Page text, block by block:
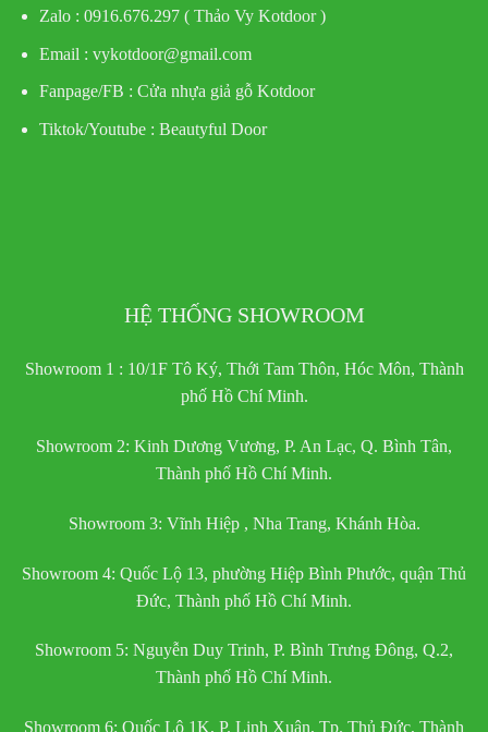
Zalo : 0916.676.297 ( Thảo Vy Kotdoor )
Email : vykotdoor@gmail.com
Fanpage/FB : Cửa nhựa giả gỗ Kotdoor
Tiktok/Youtube : Beautyful Door
HỆ THỐNG SHOWROOM
Showroom 1 : 10/1F Tô Ký, Thới Tam Thôn, Hóc Môn, Thành
phố Hồ Chí Minh.
Showroom 2: Kinh Dương Vương, P. An Lạc, Q. Bình Tân,
Thành phố Hồ Chí Minh.
Showroom 3: Vĩnh Hiệp , Nha Trang, Khánh Hòa.
Showroom 4: Quốc Lộ 13, phường Hiệp Bình Phước, quận Thủ
Đức, Thành phố Hồ Chí Minh.
Showroom 5: Nguyễn Duy Trinh, P. Bình Trưng Đông, Q.2,
Thành phố Hồ Chí Minh.
Showroom 6: Quốc Lộ 1K, P. Linh Xuân, Tp. Thủ Đức, Thành